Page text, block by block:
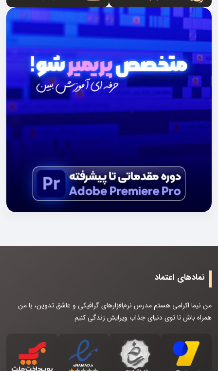
نمادهای اعتماد
من نیما اکرامی هستم مدرس نرم‌افزارهای گرافیکی و عاشق تدوین، با من
همراه باش تا توی دنیای جذاب ویرایش زندگی کنیم